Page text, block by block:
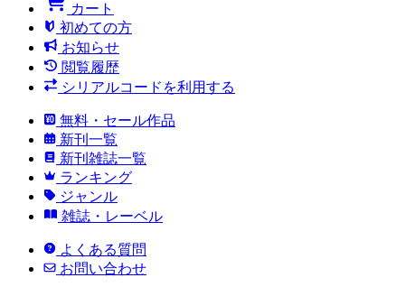
カート
初めての方
お知らせ
閲覧履歴
シリアルコードを利用する
無料・セール作品
新刊一覧
新刊雑誌一覧
ランキング
ジャンル
雑誌・レーベル
よくある質問
お問い合わせ